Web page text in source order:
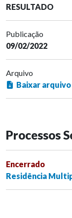
RESULTADO
Publicação
09/02/2022
Arquivo
Baixar arquivo
Processos
Encerrado
Residência